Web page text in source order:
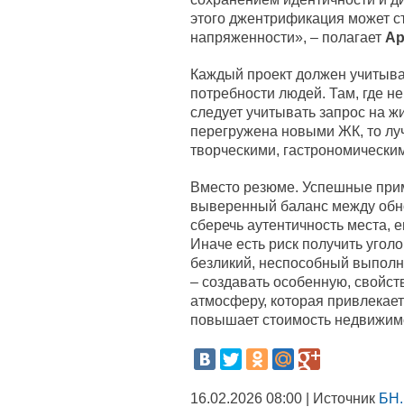
этого джентрификация может
напряженности», – полагает
Каждый проект должен
потребности людей. Там, где
следует учитывать запрос на
перегружена новыми ЖК, то
творческими,
Вместо резюме. Успешные
выверенный баланс между
сберечь аутентичность места,
Иначе есть риск получить
безликий, неспособный
– создавать особенную,
атмосферу, которая
повышает стоимость
16.02.2026 08:00 | Источник